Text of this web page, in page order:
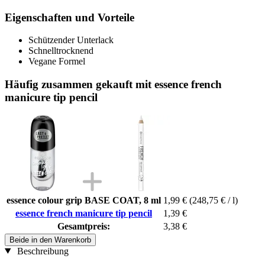
Eigenschaften und Vorteile
Schützender Unterlack
Schnelltrocknend
Vegane Formel
Häufig zusammen gekauft mit essence french
manicure tip pencil
essence colour grip BASE COAT, 8 ml 1,99 € (248,75 € / l)
essence french manicure tip pencil
1,39 €
Gesamtpreis:
3,38 €
Beide in den Warenkorb
Beschreibung